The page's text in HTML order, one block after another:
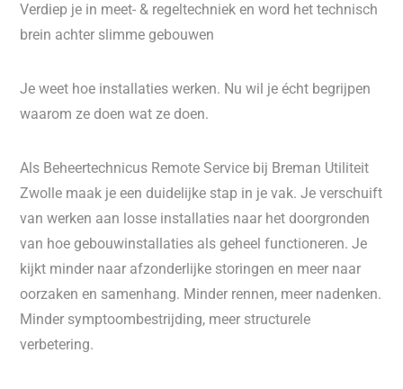
Verdiep je in meet- & regeltechniek en word het technisch
brein achter slimme gebouwen
Je weet hoe installaties werken. Nu wil je écht begrijpen
waarom ze doen wat ze doen.
Als Beheertechnicus Remote Service bij Breman Utiliteit
Zwolle maak je een duidelijke stap in je vak. Je verschuift
van werken aan losse installaties naar het doorgronden
van hoe gebouwinstallaties als geheel functioneren. Je
kijkt minder naar afzonderlijke storingen en meer naar
oorzaken en samenhang. Minder rennen, meer nadenken.
Minder symptoombestrijding, meer structurele
verbetering.